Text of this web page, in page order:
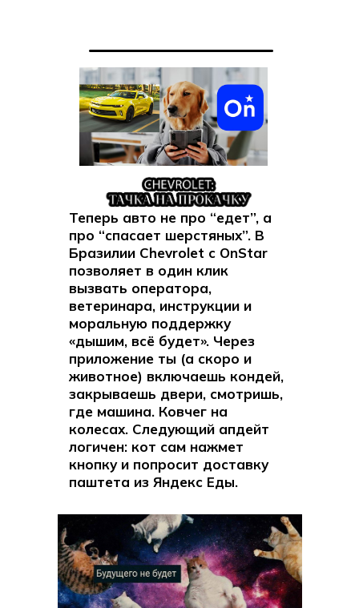
Теперь авто не про “едет”, а
про “спасает шерстяных”. В
Бразилии Chevrolet с OnStar
позволяет в один клик
вызвать оператора,
ветеринара, инструкции и
моральную поддержку
«дышим, всё будет». Через
приложение ты (а скоро и
животное) включаешь кондей,
закрываешь двери, смотришь,
где машина. Ковчег на
колесах. Следующий апдейт
логичен: кот сам нажмет
кнопку и попросит доставку
паштета из Яндекс Еды.